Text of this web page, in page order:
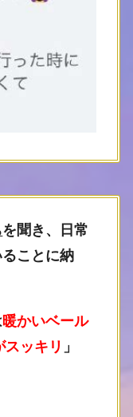
を聞き、日常
ことに納
暖かいベール
スッキリ 」